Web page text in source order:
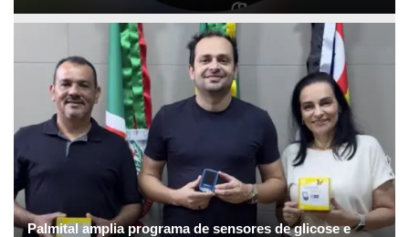
Palmital amplia programa de sensores de glicose e